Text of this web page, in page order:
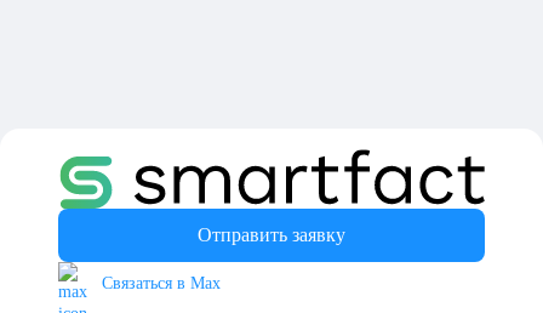
Отправить заявку
Связаться в Max